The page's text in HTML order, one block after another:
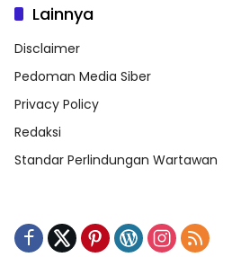
Lainnya
Disclaimer
Pedoman Media Siber
Privacy Policy
Redaksi
Standar Perlindungan Wartawan